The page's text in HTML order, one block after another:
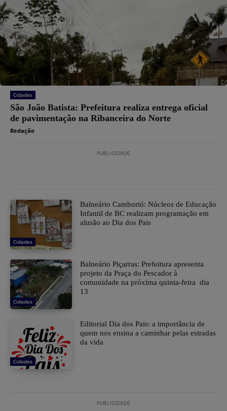
Cidades
São João Batista: Prefeitura realiza entrega oficial
de pavimentação na Ribanceira do Norte
Redação
PUBLICIDADE
Cidades
Balneário Camboriú: Núcleos de Educação
Infantil de BC realizam programação em
alusão ao Dia dos Pais
Cidades
Balneário Piçarras: Prefeitura apresenta
projeto da Praça do Pescador à
comunidade na próxima quinta-feira dia
13
Cidades
Editorial Dia dos Pais: a importância de
quem nos ensina a caminhar pelas estradas
da vida
PUBLICIDADE